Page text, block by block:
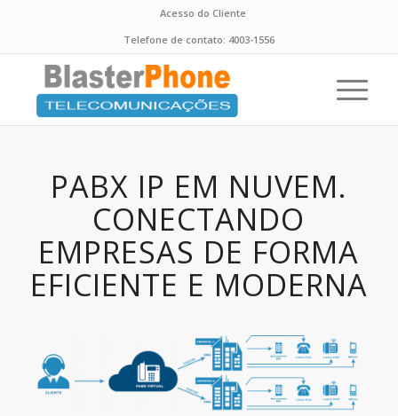
Acesso do Cliente
Telefone de contato: 4003-1556
PABX IP EM NUVEM.
CONECTANDO
EMPRESAS DE FORMA
EFICIENTE E MODERNA